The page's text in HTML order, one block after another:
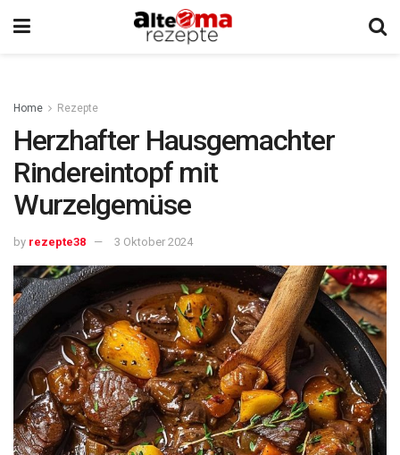
Home Rezepte
Herzhafter Hausgemachter
Rindereintopf mit
Wurzelgemüse
by rezepte38 3 Oktober 2024